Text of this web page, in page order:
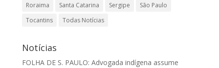
Roraima
Santa Catarina Sergipe
São Paulo
Tocantins
Todas Notícias
Notícias
FOLHA DE S. PAULO: Advogada indígena assume